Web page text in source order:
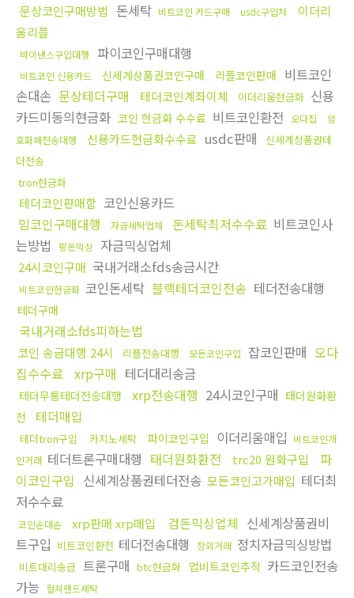
문상코인구매방법 돈세탁 비트코인 카드구매 usdc구입처
이더리
움리플
바이낸스구입대행 파이코인구매대행
비트코인 신용카드 신세계상품권코인구매 리플코인판매 비트코인
손대손 문상테더구매 테더코인계좌이체 이더리움현금화 신용
카드미동의현금화 코인 현금화 수수료 비트코인환전 오다집
암
호화폐전송대행
신용카드현금화수수료 usdc판매
신세계상품권테
더전송
tron현금화
테더코인판매함 코인신용카드
밈코인구매대행
자금세탁업체 돈세탁최저수수료 비트코인사
는방법
핑돈믹싱 자금믹싱업체
24시코인구매 국내거래소fds송금시간
비트코인현금화 코인돈세탁 블랙테더코인전송 테더전송대행
테더구매
국내거래소fds피하는법
코인 송금대행 24시 리플전송대행 모든코인구입 잡코인판매 오다
집수수료 xrp구매 테더대리송금
테더무통테더전송대행 xrp전송대행 24시코인구매 태더원화환
전
테더매입
테더tron구입 카지노세탁 파이코인구입 이더리움매입 비트코인개
인거래 테더트론구매대행 태더원화환전 trc20 원화구입
파
이코인구입 신세계상품권테더전송 모든코인고가매입 테더최
저수수료
코인손대손 xrp판매 xrp매입 검돈믹싱업체 신세계상품권비
트구입 비트코인환전 테더전송대행 장외거래 정치자금믹싱방법
비트대리송금 트론구매 btc현금화 업비트코인추적 카드코인전송
가능 컬쳐랜드세탁